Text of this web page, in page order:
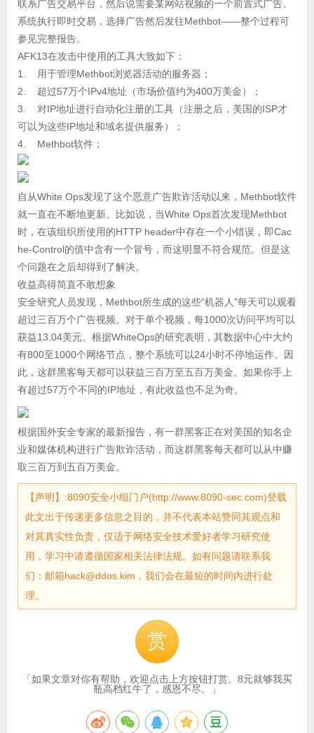
联系广告交易平台，然后说需要某网站视频的一个前置式广告。
系统执行即时交易，选择广告然后发往Methbot——整个过程可
参见完整报告。
AFK13在攻击中使用的工具大致如下：
1. 用于管理Methbot浏览器活动的服务器；
2. 超过57万个IPv4地址（市场价值约为400万美金）；
3. 对IP地址进行自动化注册的工具（注册之后，美国的ISP才
可以为这些IP地址和域名提供服务）；
4. Methbot软件；
自从White Ops发现了这个恶意广告欺诈活动以来，Methbot软件
就一直在不断地更新。比如说，当White Ops首次发现Methbot
时，在该组织所使用的HTTP header中存在一个小错误，即Cac
he-Control的值中含有一个冒号，而这明显不符合规范。但是这
个问题在之后却得到了解决。
收益高得简直不敢想象
安全研究人员发现，Methbot所生成的这些“机器人”每天可以观看
超过三百万个广告视频。对于单个视频，每1000次访问平均可以
获益13.04美元。根据WhiteOps的研究表明，其数据中心中大约
有800至1000个网络节点，整个系统可以24小时不停地运作。因
此，这群黑客每天都可以获益三百万至五百万美金。如果你手上
有超过57万个不同的IP地址，有此收益也不足为奇。
根据国外安全专家的最新报告，有一群黑客正在对美国的知名企
业和媒体机构进行广告欺诈活动，而这群黑客每天都可以从中赚
取三百万到五百万美金。
【声明】:8090安全小组门户(http://www.8090-sec.com)登载
此文出于传递更多信息之目的，并不代表本站赞同其观点和
对其真实性负责，仅适于网络安全技术爱好者学习研究使
用，学习中请遵循国家相关法律法规。如有问题请联系我
们：邮箱hack@ddos.kim，我们会在最短的时间内进行处
理。
赏
「如果文章对你有帮助，欢迎点击上方按钮打赏。8元就够我买
瓶高档红牛了，感恩不尽。」